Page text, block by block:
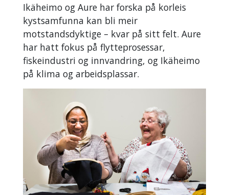
Ikäheimo og Aure har forska på korleis
kystsamfunna kan bli meir
motstandsdyktige – kvar på sitt felt. Aure
har hatt fokus på flytteprosessar,
fiskeindustri og innvandring, og Ikäheimo
på klima og arbeidsplassar.